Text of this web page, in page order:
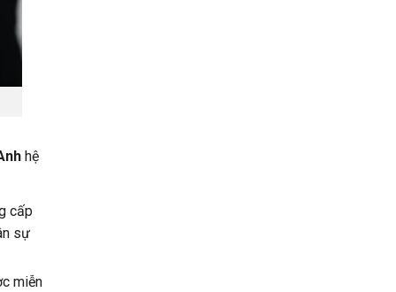
hệ
cấp
sự
miễn